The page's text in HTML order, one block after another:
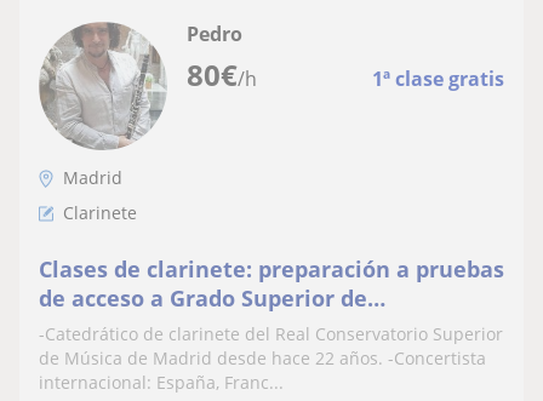
80€/h 1ª clase gratis
Pedro
Madrid
Clarinete
Clases de clarinete: preparación a pruebas
de acceso a Grado Superior de
conservatorio, preparación de oposiciones
y perfeccionamiento para alumnos que
hayan finalizado su carrera
-Catedrático de clarinete del Real Conservatorio Superior
de Música de Madrid desde hace 22 años. -Concertista
internacional: España, Franc...